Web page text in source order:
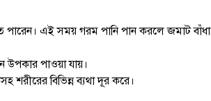
এই সময় গরম পানি পান করলে জমাট বাঁধা
উপকার পাওয়া যায়।
শরীরের বিভিন্ন ব্যথা দূর করে।